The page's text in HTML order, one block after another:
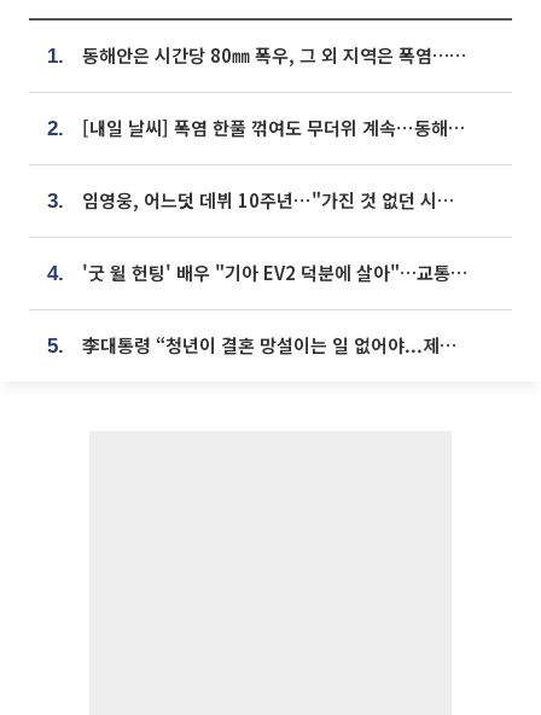
1. 동해안은 시간당 80㎜ 폭우, 그 외 지역은 폭염…‘극과 극 날씨’
2. [내일 날씨] 폭염 한풀 꺾여도 무더위 계속⋯동해안 이틀 연속 비
3. 임영웅, 어느덧 데뷔 10주년⋯"가진 것 없던 시절, 내 앞엔 20명의 팬뿐"
4. '굿 윌 헌팅' 배우 "기아 EV2 덕분에 살아"…교통사고 후 안전성 극찬
5. 李대통령 “청년이 결혼 망설이는 일 없어야...제도상 불이익 조사”